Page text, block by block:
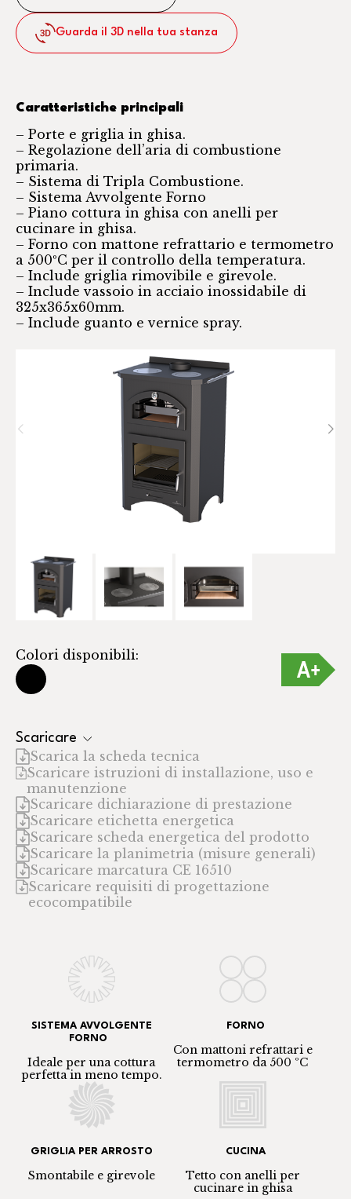
Guarda il 3D nella tua stanza
Colori disponibili:
Scaricare
Scarica la scheda tecnica
Scaricare istruzioni di installazione, uso e
manutenzione
Scaricare dichiarazione di prestazione
Scaricare etichetta energetica
Scaricare scheda energetica del prodotto
Scaricare la planimetria (misure generali)
Scaricare marcatura CE 16510
Scaricare requisiti di progettazione
ecocompatibile
Caratteristiche principali
– Porte e griglia in ghisa.
– Regolazione dell’aria di combustione
primaria.
– Sistema di Tripla Combustione.
– Sistema Avvolgente Forno
– Piano cottura in ghisa con anelli per
cucinare in ghisa.
– Forno con mattone refrattario e termometro
a 500ºC per il controllo della temperatura.
– Include griglia rimovibile e girevole.
– Include vassoio in acciaio inossidabile di
325x365x60mm.
– Include guanto e vernice spray.
SISTEMA AVVOLGENTE
FORNO
Ideale per una cottura
perfetta in meno tempo.
FORNO
Con mattoni refrattari e
termometro da 500 ºC
GRIGLIA PER ARROSTO
Smontabile e girevole
CUCINA
Tetto con anelli per
cucinare in ghisa